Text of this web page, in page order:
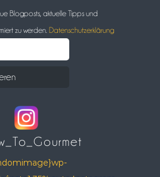
Blogposts, aktuelle Tipps und
zu werden. Datenschutzerklärung